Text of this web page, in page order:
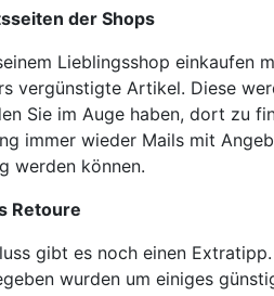
der Shops
Lieblingsshop einkaufen
vergünstigte Artikel. Diese
Sie im Auge haben, dort zu
immer wieder Mails mit
werden können.
Retoure
gibt es noch einen
wurden um einiges